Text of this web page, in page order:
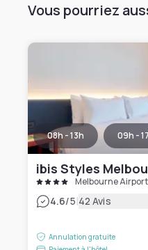
Vous pourriez
08h - 13h 09h -
ibis Styles
Melbourne Airport
4.6/5|42 Avis
Annulation gratuite